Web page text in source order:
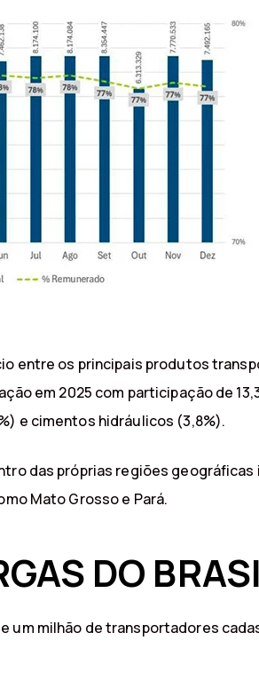
entre os principais produtos
em 2025 com participação de
e cimentos hidráulicos (3,8%).
das próprias regiões
Mato Grosso e Pará.
DO
milhão de transportadores